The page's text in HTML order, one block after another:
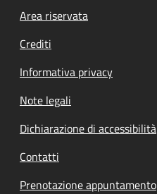
Footer menu
Area riservata
Crediti
Informativa privacy
Note legali
Dichiarazione di accessibilità
Contatti
Prenotazione appuntamento